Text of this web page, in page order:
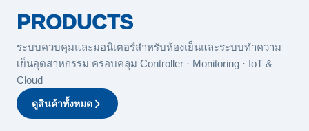
PRODUCTS
ระบบควบคุมและมอนิเตอร์สำหรับห้องเย็นและระบบทำความ
เย็นอุตสาหกรรม ครอบคลุม Controller · Monitoring · IoT &
Cloud
ดูสินค้าทั้งหมด